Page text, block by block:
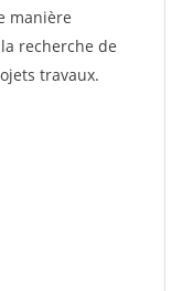
manière
recherche de
travaux.